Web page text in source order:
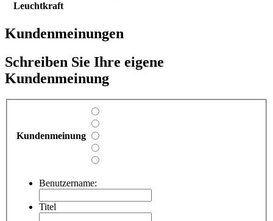
Leuchtkraft
Kundenmeinungen
Schreiben Sie Ihre eigene
Kundenmeinung
Kundenmeinung
Benutzername:
Titel